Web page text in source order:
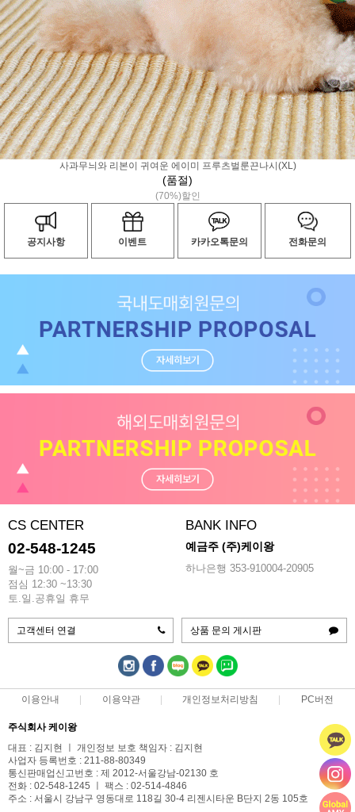
사과무늬와 리본이 귀여운 에이미 프루츠벌룬끈나시(XL)
(품절)
(70%)할인
공지사항 이벤트 카카오톡문의 전화문의
CS CENTER
02-548-1245
월~금 10:00 - 17:00
점심 12:30 ~13:30
토.일.공휴일 휴무
BANK INFO
예금주 (주)케이왕
하나은행 353-910004-20905
고객센터 연결 상품 문의 게시판
이용안내 이용약관 개인정보처리방침 PC버전
주식회사 케이왕
대표 : 김지현 ㅣ 개인정보 보호 책임자 : 김지현
사업자 등록번호 : 211-88-80349
통신판매업신고번호 : 제 2012-서울강남-02130 호
전화 : 02-548-1245 ㅣ 팩스 : 02-514-4846
주소 : 서울시 강남구 영동대로 118길 30-4 리젠시타운 B단지 2동 105호